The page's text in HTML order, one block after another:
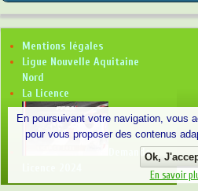
Mentions légales
Ligue Nouvelle Aquitaine
Nord
La Licence
Demande
En poursuivant votre navigation, vous
pour vous proposer des contenus
Ok,
En savoir